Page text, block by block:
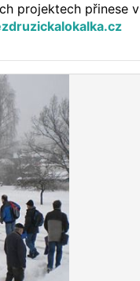
projektech přinese v